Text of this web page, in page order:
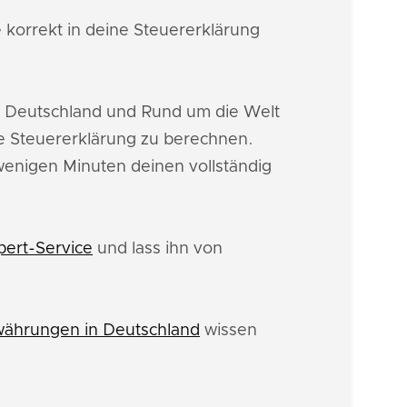
in deine Steuererklärung
und Rund um die Welt
Steuererklärung zu berechnen.
Minuten deinen vollständig
Service und lass ihn von
in Deutschland wissen